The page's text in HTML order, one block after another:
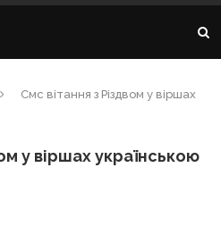
Смс вітання з Різдвом у віршах
у віршах українською